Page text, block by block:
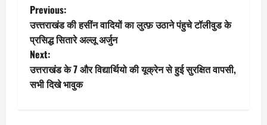
P
o
s
t
Previous:
उत्त्तराखंड की हसींन वादियों का लुत्फ़ उठाने पंहुचे टॉलीवुड के
प्रसिद्ध सितारे अल्लू अर्जुन
Next:
उत्तराखंड के 7 और विद्यार्थियो की यूक्रेन से हुई सुरक्षित वापसी,
सभी दिखे भावुक